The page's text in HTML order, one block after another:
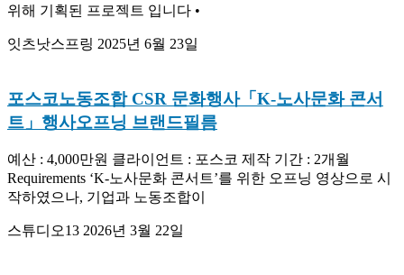
위해 기획된 프로젝트 입니다 •
잇츠낫스프링 2025년 6월 23일
포스코노동조합 CSR 문화행사「K-노사문화 콘서
트」행사오프닝 브랜드필름
예산 : 4,000만원 클라이언트 : 포스코 제작 기간 : 2개월
Requirements ‘K-노사문화 콘서트’를 위한 오프닝 영상으로 시
작하였으나, 기업과 노동조합이
스튜디오13 2026년 3월 22일